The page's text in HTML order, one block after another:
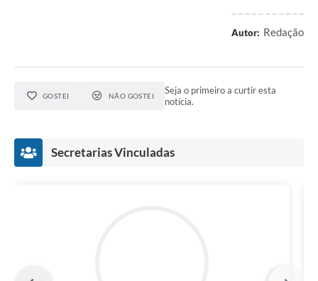
Autor: Redação
GOSTEI NÃO GOSTEI
Seja o primeiro a curtir esta
notícia.
Secretarias Vinculadas